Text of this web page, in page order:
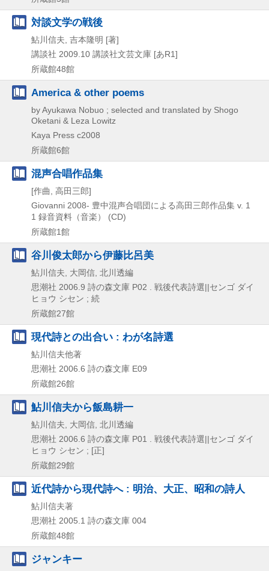
対談文学の戦後
鮎川信夫, 吉本隆明 [著]
講談社 2009.10 講談社文芸文庫 [あR1]
所蔵館48館
America & other poems
by Ayukawa Nobuo ; selected and translated by Shogo
Oketani & Leza Lowitz
Kaya Press c2008
所蔵館6館
混声合唱作品集
[作曲, 高田三郎]
Giovanni 2008- 豊中混声合唱団による高田三郎作品集 v. 1
1 録音資料（音楽） (CD)
所蔵館1館
谷川俊太郎から伊藤比呂美
鮎川信夫, 大岡信, 北川透編
思潮社 2006.9 詩の森文庫 P02 . 戦後代表詩選||センゴ ダイ
ヒョウ シセン ; 続
所蔵館27館
現代詩との出合い : わが名詩選
鮎川信夫他著
思潮社 2006.6 詩の森文庫 E09
所蔵館26館
鮎川信夫から飯島耕一
鮎川信夫, 大岡信, 北川透編
思潮社 2006.6 詩の森文庫 P01 . 戦後代表詩選||センゴ ダイ
ヒョウ シセン ; [正]
所蔵館29館
近代詩から現代詩へ : 明治、大正、昭和の詩人
鮎川信夫著
思潮社 2005.1 詩の森文庫 004
所蔵館48館
ジャンキー